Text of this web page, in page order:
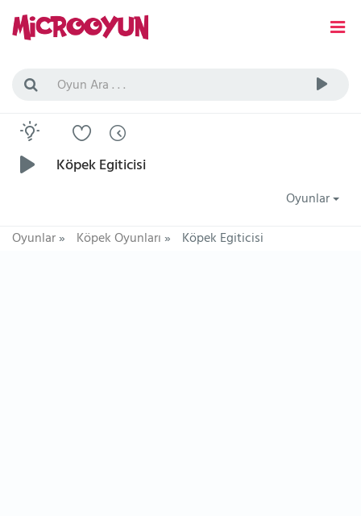
Köpek Egiticisi
Oyunlar
Oyunlar» Köpek Oyunları» Köpek Egiticisi